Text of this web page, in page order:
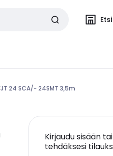
24 SCA/- 24SMT 3,5m
Kirjaudu sisään
tehdäksesi